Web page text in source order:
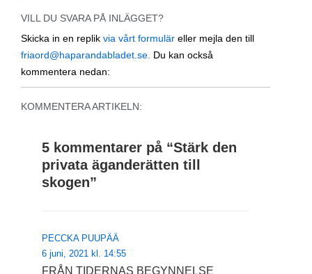
VILL DU SVARA PÅ INLÄGGET?
Skicka in en replik via vårt formulär eller mejla den till
friaord@haparandabladet.se. Du kan också
kommentera nedan:
KOMMENTERA ARTIKELN:
5 kommentarer på “Stärk den
privata äganderätten till
skogen”
PECCKA PUUPÄÄ
6 juni, 2021 kl. 14:55
FRÅN TIDERNAS BEGYNNELSE